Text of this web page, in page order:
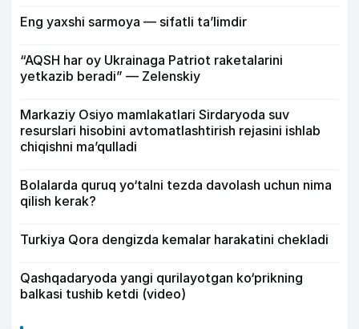
Eng yaxshi sarmoya — sifatli ta’limdir
“AQSH har oy Ukrainaga Patriot raketalarini
yetkazib beradi” — Zelenskiy
Markaziy Osiyo mamlakatlari Sirdaryoda suv
resurslari hisobini avtomatlashtirish rejasini ishlab
chiqishni ma’qulladi
Bolalarda quruq yo‘talni tezda davolash uchun nima
qilish kerak?
Turkiya Qora dengizda kemalar harakatini chekladi
Qashqadaryoda yangi qurilayotgan ko‘prikning
balkasi tushib ketdi (video)